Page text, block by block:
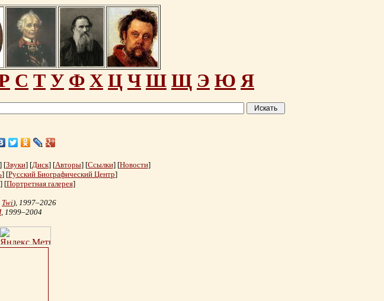
С Т У Ф Х Ц Ч Ш Щ Э Ю Я
[Звуки] [Диск] [Авторы] [Ссылки] [Новости]
] [Русский Биографический Центр]
] [Портретная галерея]
Twi), 1997–2026
, 1999–2004